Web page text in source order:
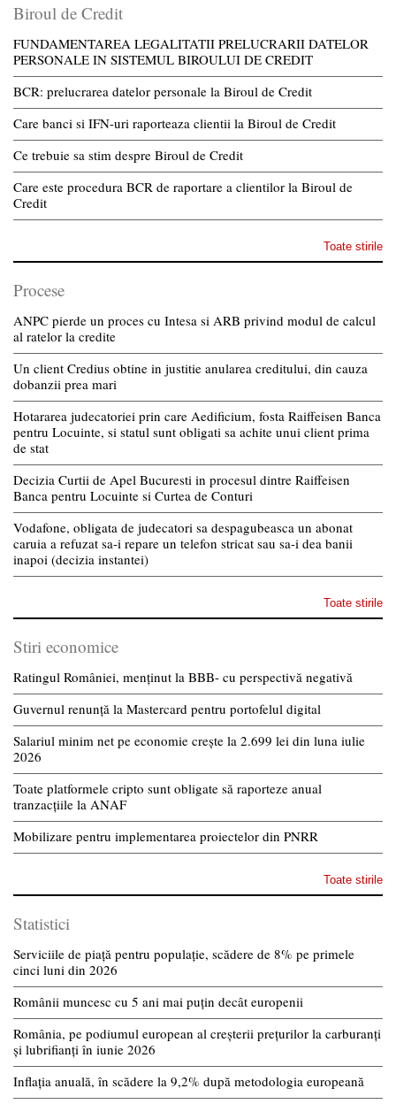
Biroul de Credit
FUNDAMENTAREA LEGALITATII PRELUCRARII DATELOR
PERSONALE IN SISTEMUL BIROULUI DE CREDIT
BCR: prelucrarea datelor personale la Biroul de Credit
Care banci si IFN-uri raporteaza clientii la Biroul de Credit
Ce trebuie sa stim despre Biroul de Credit
Care este procedura BCR de raportare a clientilor la Biroul de
Credit
Toate stirile
Procese
ANPC pierde un proces cu Intesa si ARB privind modul de calcul
al ratelor la credite
Un client Credius obtine in justitie anularea creditului, din cauza
dobanzii prea mari
Hotararea judecatoriei prin care Aedificium, fosta Raiffeisen Banca
pentru Locuinte, si statul sunt obligati sa achite unui client prima
de stat
Decizia Curtii de Apel Bucuresti in procesul dintre Raiffeisen
Banca pentru Locuinte si Curtea de Conturi
Vodafone, obligata de judecatori sa despagubeasca un abonat
caruia a refuzat sa-i repare un telefon stricat sau sa-i dea banii
inapoi (decizia instantei)
Toate stirile
Stiri economice
Ratingul României, menținut la BBB- cu perspectivă negativă
Guvernul renunță la Mastercard pentru portofelul digital
Salariul minim net pe economie crește la 2.699 lei din luna iulie
2026
Toate platformele cripto sunt obligate să raporteze anual
tranzacțiile la ANAF
Mobilizare pentru implementarea proiectelor din PNRR
Toate stirile
Statistici
Serviciile de piață pentru populație, scădere de 8% pe primele
cinci luni din 2026
Românii muncesc cu 5 ani mai puțin decât europenii
România, pe podiumul european al creșterii prețurilor la carburanți
și lubrifianți în iunie 2026
Inflația anuală, în scădere la 9,2% după metodologia europeană